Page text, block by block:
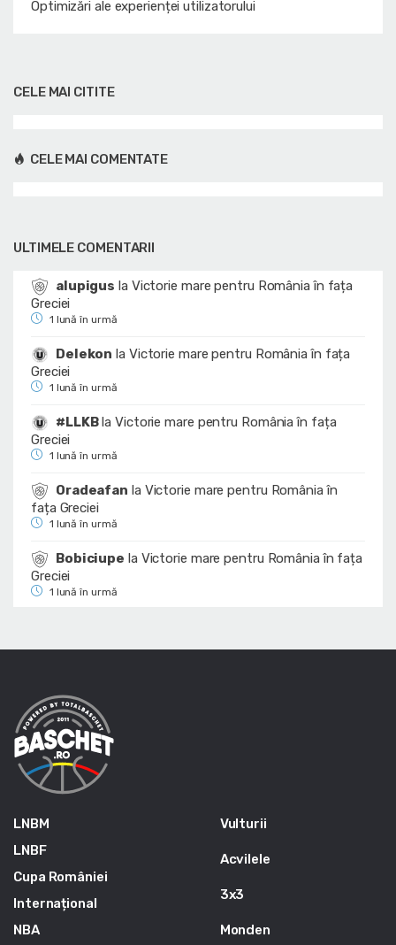
Optimizări ale experienței utilizatorului
CELE MAI CITITE
CELE MAI COMENTATE
ULTIMELE COMENTARII
alupigus la Victorie mare pentru România în fața
Greciei
1 lună în urmă
Delekon la Victorie mare pentru România în fața
Greciei
1 lună în urmă
#LLKBlaVictorie mare pentru România în fața
Greciei
1 lună în urmă
Oradeafan la Victorie mare pentru România în
fața Greciei
1 lună în urmă
Bobiciupe la Victorie mare pentru România în fața
Greciei
1 lună în urmă
LNBM
LNBF
Cupa României
Internațional
NBA
Vulturii
Acvilele
3x3
Monden